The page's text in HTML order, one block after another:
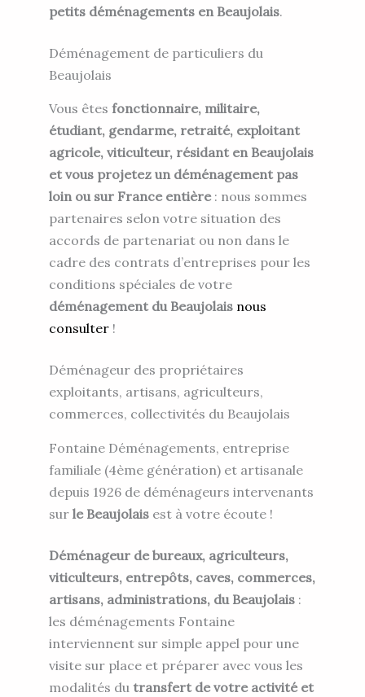
petits déménagements en Beaujolais.
Déménagement de particuliers du
Beaujolais
Vous êtes fonctionnaire, militaire,
étudiant, gendarme, retraité, exploitant
agricole, viticulteur, résidant en Beaujolais
et vous projetez un déménagement pas
loin ou sur France entière: nous sommes
partenaires selon votre situation des
accords de partenariat ou non dans le
cadre des contrats d’entreprises pour les
conditions spéciales de votre
déménagement du Beaujolais nous
consulter !
Déménageur des propriétaires
exploitants, artisans, agriculteurs,
commerces, collectivités du Beaujolais
Fontaine Déménagements, entreprise
familiale (4ème génération) et artisanale
depuis 1926 de déménageurs intervenants
sur le Beaujolais est à votre écoute !
Déménageur de bureaux, agriculteurs,
viticulteurs, entrepôts, caves, commerces,
artisans, administrations, du Beaujolais :
les déménagements Fontaine
interviennent sur simple appel pour une
visite sur place et préparer avec vous les
modalités du transfert de votre activité et